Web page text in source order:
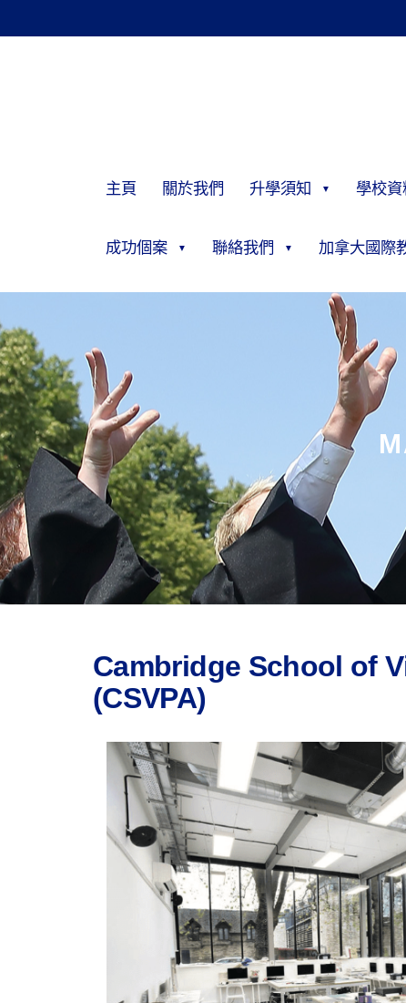
主頁 關於我們 升學須知 學校
成功個案 聯絡我們 加拿大國際
Cambridge School of
(CSVPA)